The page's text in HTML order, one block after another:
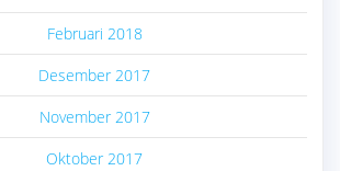
Februari 2018
Desember 2017
November 2017
Oktober 2017